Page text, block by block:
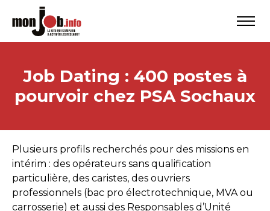
Job Dating : 400 postes à
pourvoir chez PSA Sochaux
Plusieurs profils recherchés pour des missions en
intérim : des opérateurs sans qualification
particulière, des caristes, des ouvriers
professionnels (bac pro électrotechnique, MVA ou
carrosserie) et aussi des Responsables d’Unité